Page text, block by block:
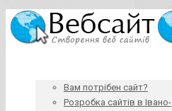
Вам потрібен сайт?
Розробка сайтів в Івано-